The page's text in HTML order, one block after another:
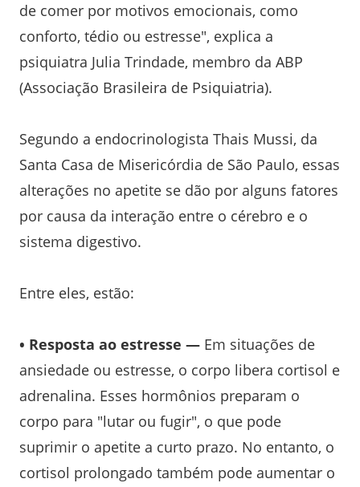
de comer por motivos emocionais, como
conforto, tédio ou estresse", explica a
psiquiatra Julia Trindade, membro da ABP
(Associação Brasileira de Psiquiatria).
Segundo a endocrinologista Thais Mussi, da
Santa Casa de Misericórdia de São Paulo, essas
alterações no apetite se dão por alguns fatores
por causa da interação entre o cérebro e o
sistema digestivo.
Entre eles, estão:
• Resposta ao estresse — Em situações de
ansiedade ou estresse, o corpo libera cortisol e
adrenalina. Esses hormônios preparam o
corpo para "lutar ou fugir", o que pode
suprimir o apetite a curto prazo. No entanto, o
cortisol prolongado também pode aumentar o